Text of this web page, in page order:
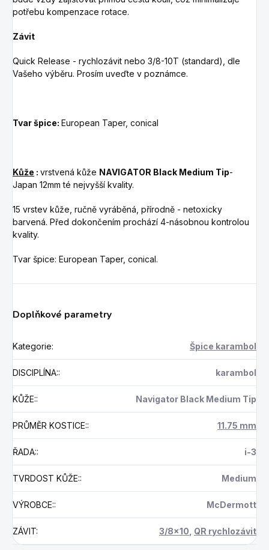
potřebu kompenzace rotace.
Závit
Quick Release - rychlozávit nebo 3/8-10T (standard), dle
Vašeho výběru. Prosím uveďte v poznámce.
Tvar špice: European Taper, conical
Kůže : vrstvená kůže NAVIGATOR Black Medium Tip-
Japan 12mm té nejvyšší kvality.
15 vrstev kůže, ručně vyráběná, přírodně - netoxicky
barvená. Před dokončením prochází 4-násobnou kontrolou
kvality.
Tvar špice: European Taper, conical.
Doplňkové parametry
Kategorie: Špice karambol
DISCIPLÍNA:: karambol
KŮŽE:: Navigator Black Medium Tip
PRŮMĚR KOSTICE:: 11.75 mm
ŘADA:: i-3
TVRDOST KŮŽE:: Medium
VÝROBCE:: McDermott
ZÁVIT: 3/8x10 QR rychlozávit